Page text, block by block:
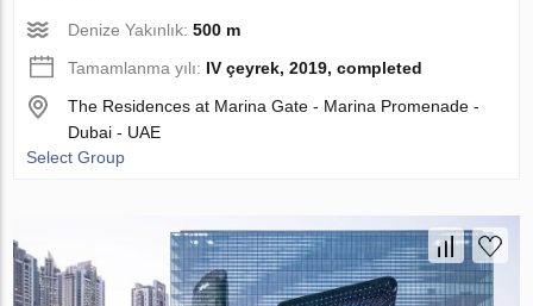
Denize Yakınlık:500 m
Tamamlanma yılı: IV çeyrek, 2019, completed
The Residences at Marina Gate - Marina Promenade -
Dubai - UAE
Select Group